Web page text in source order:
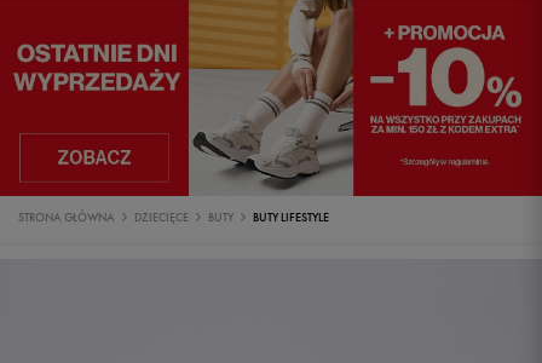
STRONA GŁÓWNA DZIECIĘCE BUTY BUTY LIFESTYLE